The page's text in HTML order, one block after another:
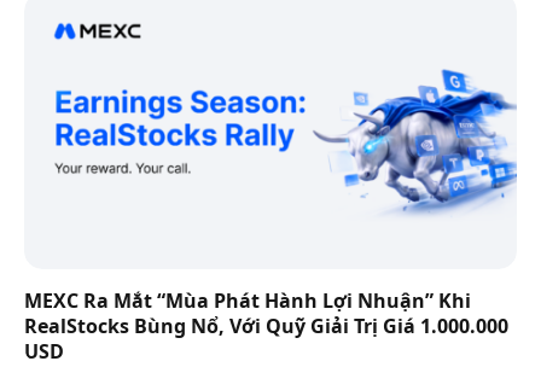
MEXC Ra Mắt “Mùa Phát Hành Lợi Nhuận” Khi
RealStocks Bùng Nổ, Với Quỹ Giải Trị Giá 1.000.000
USD